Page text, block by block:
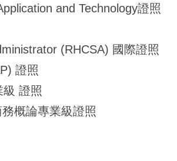
and Technology證照
(RHCSA) 國際證照
證照
證照
概論專業級證照